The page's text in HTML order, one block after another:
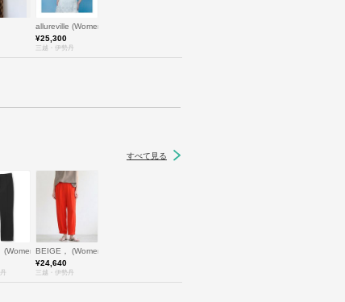
allureville (Women)/アルアバイル
¥25,300
三越・伊勢丹
すべて見る
ベイジ，
BEIGE， (Women)/ベイジ，
¥24,640
三越・伊勢丹